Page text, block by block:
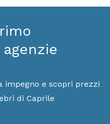
impegno e scopri prezzi
di Caprile